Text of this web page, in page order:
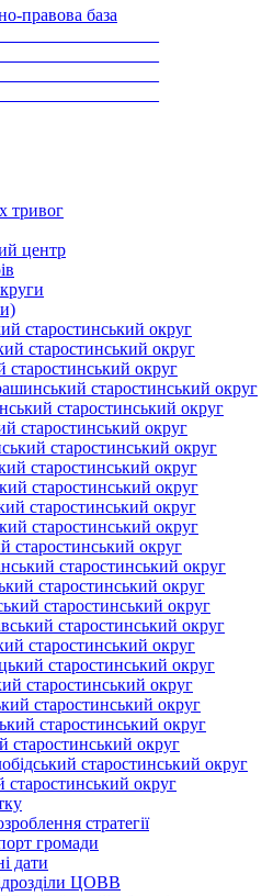
правова база
тривог
центр
старостинський округ
старостинський округ
старостинський округ
старостинський округ
старостинський округ
старостинський округ
старостинський округ
старостинський округ
старостинський округ
старостинський округ
старостинський округ
старостинський округ
старостинський округ
старостинський округ
старостинський округ
старостинський округ
старостинський округ
старостинський округ
старостинський округ
старостинський округ
старостинський округ
старостинський округ
старостинський округ
старостинський округ
стратегії
громади
дати
ЦОВВ